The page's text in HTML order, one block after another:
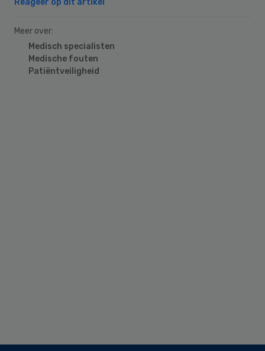
Meer over:
Medisch specialisten
Medische fouten
Patiëntveiligheid